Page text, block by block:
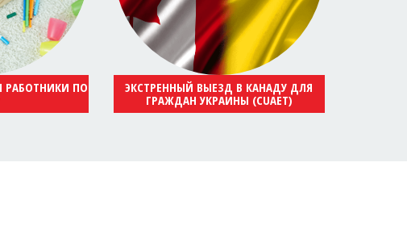
ПО
ЭКСТРЕННЫЙ ВЫЕЗД В КАНАДУ ДЛЯ
ГРАЖДАН УКРАИНЫ (CUAET)